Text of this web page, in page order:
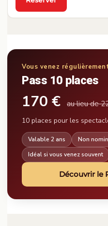
·
Vous venez
Pass 10 places
170 € au lieu de
10 places pour les
Valable 2 ans Non
Idéal si vous venez souvent
Découvrir le